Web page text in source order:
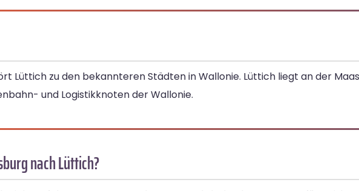
Lüttich zu den bekannteren Städten in Wallonie. Lüttich liegt an der
und Logistikknoten der Wallonie.
nach Lüttich?